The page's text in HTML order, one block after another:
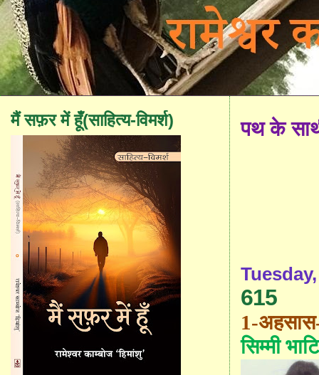
पथ के
615
1-अहसास
सिम्मी
मैं सफ़र में हूँ(साहित्य-विमर्श)